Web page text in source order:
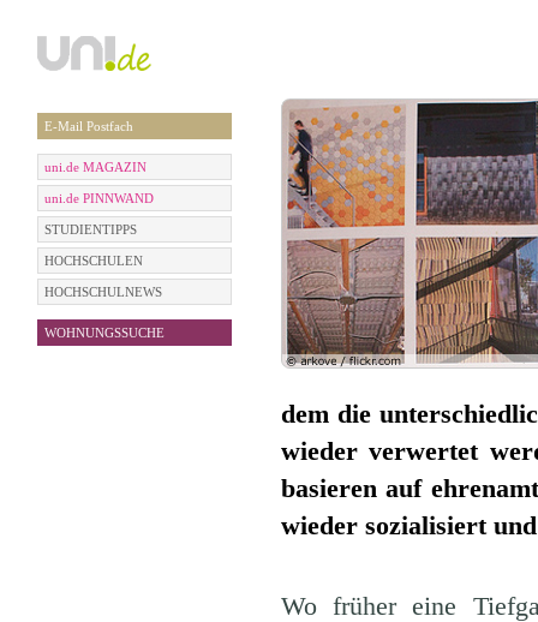
E-Mail Postfach
uni.de MAGAZIN
uni.de PINNWAND
STUDIENTIPPS
HOCHSCHULEN
HOCHSCHULNEWS
WOHNUNGSSUCHE
dem die
wieder verwertet
basieren auf
wieder sozialisiert
Wo früher eine